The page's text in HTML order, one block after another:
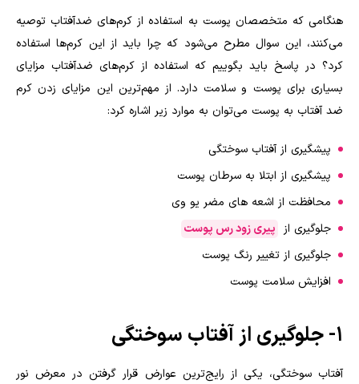
هنگامی که متخصصان پوست به استفاده از کرم‌های ضدآفتاب توصیه
می‌کنند، این سوال مطرح می‌شود که چرا باید از این کرم‌ها استفاده
کرد؟ در پاسخ باید بگوییم که استفاده از کرم‌های ضدآفتاب مزایای
بسیاری برای پوست و سلامت دارد. از مهم‌ترین این مزایای زدن کرم
ضد آفتاب به پوست می‌توان به موارد زیر اشاره کرد:
پیشگیری از آفتاب سوختگی
پیشگیری از ابتلا به سرطان پوست
محافظت از اشعه های مضر یو وی
جلوگیری از پیری زود رس پوست
جلوگیری از تغییر رنگ پوست
افزایش سلامت پوست
۱- جلوگیری از آفتاب سوختگی
آفتاب سوختگی، یکی از رایج‌ترین عوارض قرار گرفتن در معرض نور